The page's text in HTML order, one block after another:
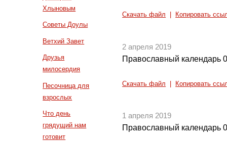
Хлыновым
Советы Доулы
Ветхий Завет
Друзья
милосердия
Песочница для
взрослых
Что день
грядущий нам
готовит
Скачать файл Копировать
2 апреля 2019
Православный календарь
Скачать файл Копировать
1 апреля 2019
Православный календарь